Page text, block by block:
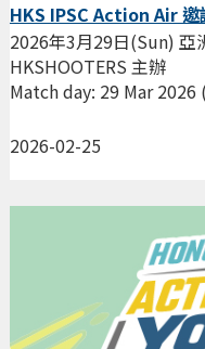
HKS IPSC Action Air
2026-02-25
2026年3月29日(Sun) 亞
HKSHOOTERS 主辦
Match day: 29 Mar 2026